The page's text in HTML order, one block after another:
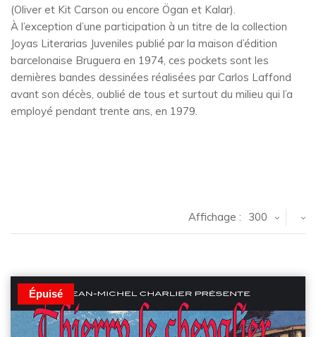
(Oliver et Kit Carson ou encore Ögan et Kalar).
À l’exception d’une participation à un titre de la collection
Joyas Literarias Juveniles publié par la maison d’édition
barcelonaise Bruguera en 1974, ces pockets sont les
dernières bandes dessinées réalisées par Carlos Laffond
avant son décès, oublié de tous et surtout du milieu qui l’a
employé pendant trente ans, en 1979.
Affichage : 300
Épuisé